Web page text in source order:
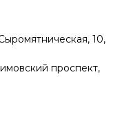
10,
проспект,